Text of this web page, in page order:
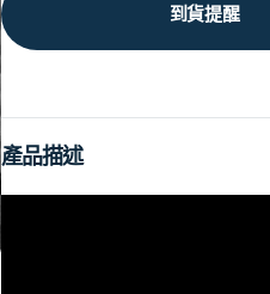
到貨提醒
產品描述